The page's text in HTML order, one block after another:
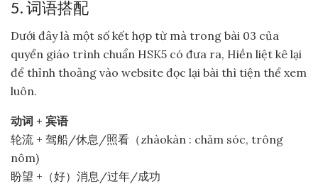
5. 词语搭配
Dưới đây là một số kết hợp từ mà trong bài 03 của
quyển giáo trình chuẩn HSK5 có đưa ra, Hiền liệt kê lại
để thỉnh thoảng vào website đọc lại bài thì tiện thể xem
luôn.
动词 + 宾语
轮流 + 驾船/休息/照看（zhàokàn : chăm sóc, trông
nôm)
盼望 +（好）消息/过年/成功